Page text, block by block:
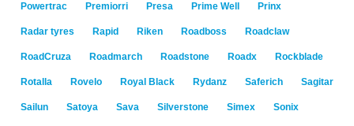
Powertrac Premiorri Presa Prime Well Prinx
Radar tyres Rapid Riken Roadboss Roadclaw
RoadCruza Roadmarch Roadstone Roadx Rockblade
Rotalla Rovelo Royal Black Rydanz Saferich Sagitar
Sailun Satoya Sava Silverstone Simex Sonix